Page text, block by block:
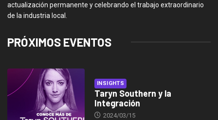
actualización permanente y celebrando el trabajo extraordinario
de la industria local.
PRÓXIMOS EVENTOS
INSIGHTS
Taryn Southern y la
Integración
2024/03/15